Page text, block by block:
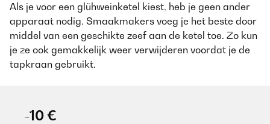
Als je voor een glühweinketel kiest, heb je geen ander
apparaat nodig. Smaakmakers voeg je het beste door
middel van een geschikte zeef aan de ketel toe. Zo kun
je ze ook gemakkelijk weer verwijderen voordat je de
tapkraan gebruikt.
-10 €